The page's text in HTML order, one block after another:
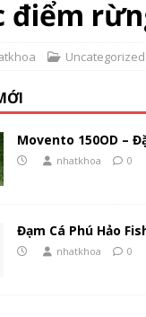
điểm
Uncategorized
Movento 150OD –
nhatkhoa 0
Đạm Cá Phú Hảo
nhatkhoa 0